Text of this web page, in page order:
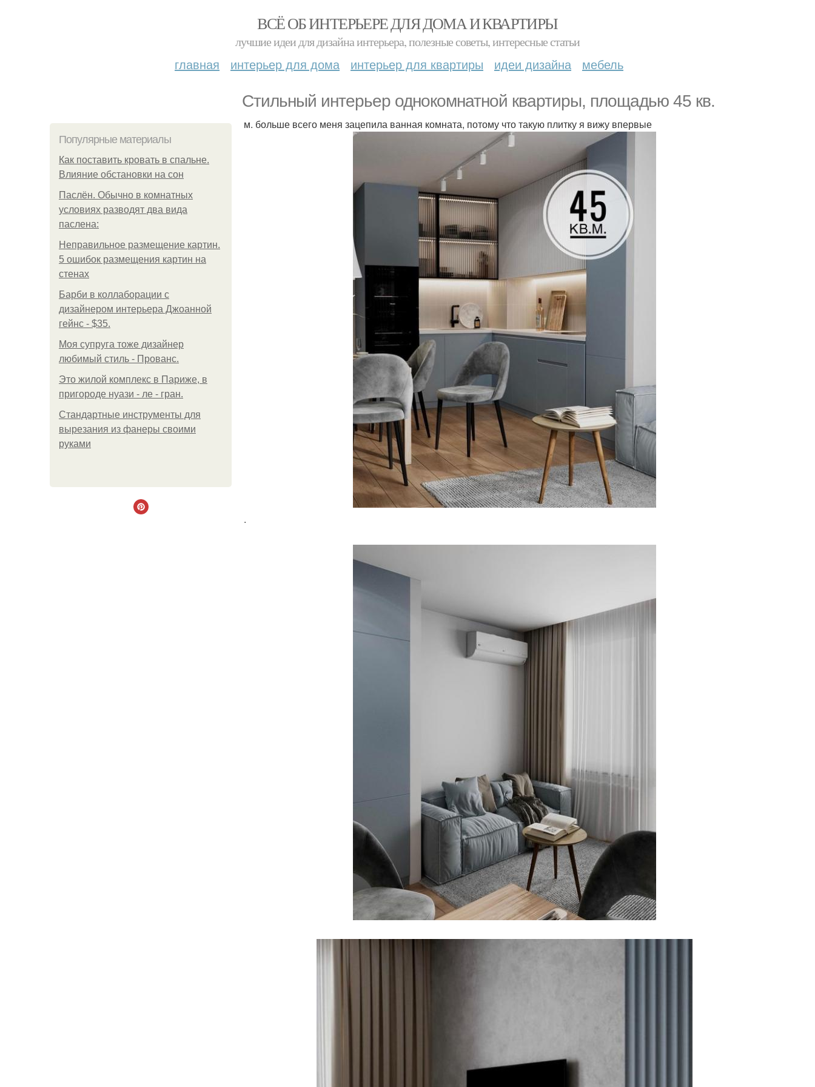
ВСЁ ОБ ИНТЕРЬЕРЕ ДЛЯ ДОМА И КВАРТИРЫ
лучшие идеи для дизайна интерьера, полезные советы, интересные статьи
главная интерьер для дома интерьер для квартиры идеи дизайна мебель
Стильный интерьер однокомнатной квартиры, площадью 45 кв.
Популярные материалы
Как поставить кровать в спальне.
Влияние обстановки на сон
Паслён. Обычно в комнатных
условиях разводят два вида
паслена:
Неправильное размещение картин.
5 ошибок размещения картин на
стенах
Барби в коллаборации с
дизайнером интерьера Джоанной
гейнс - $35.
Моя супруга тоже дизайнер
любимый стиль - Прованс.
Это жилой комплекс в Париже, в
пригороде нуази - ле - гран.
Стандартные инструменты для
вырезания из фанеры своими
руками
м. больше всего меня зацепила ванная комната, потому что такую плитку я вижу впервые
.